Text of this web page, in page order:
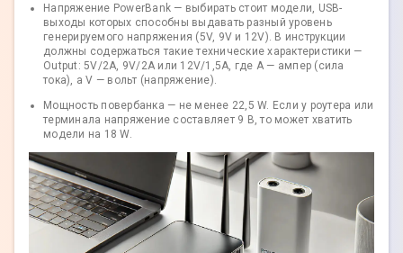
Напряжение PowerBank — выбирать стоит модели, USB-
выходы которых способны выдавать разный уровень
генерируемого напряжения (5V, 9V и 12V). В инструкции
должны содержаться такие технические характеристики —
Output: 5V/2A, 9V/2A или 12V/1,5A, где A — ампер (сила
тока), а V — вольт (напряжение).
Мощность повербанка — не менее 22,5 W. Если у роутера или
терминала напряжение составляет 9 В, то может хватить
модели на 18 W.